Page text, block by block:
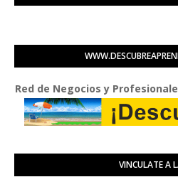
Negocios y Profesionales
VINCULATE A